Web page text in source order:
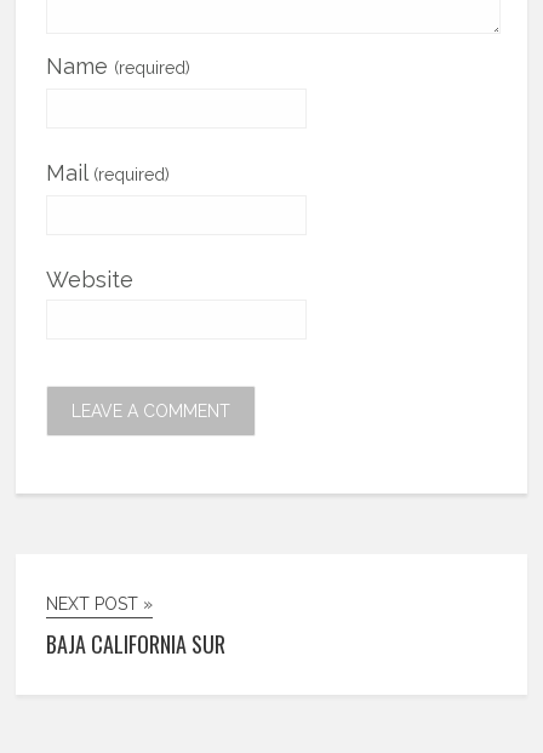
Name (required)
Mail (required)
Website
NEXT POST »
BAJA CALIFORNIA SUR